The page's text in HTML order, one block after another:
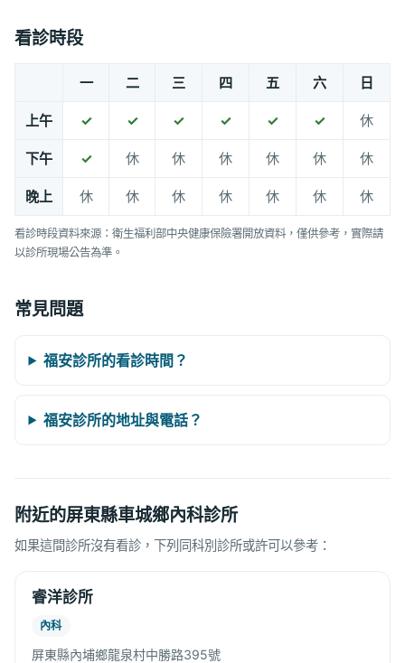
看診時段
一 二 三 四 五 六 日
上午 ✓ ✓ ✓ ✓ ✓ ✓ 休
下午 ✓ 休 休 休 休 休 休
晚上 休 休 休 休 休 休 休
看診時段資料來源：衛生福利部中央健康保險署開放資料，僅供參考，實際請
以診所現場公告為準。
常見問題
福安診所的看診時間？
福安診所的地址與電話？
附近的屏東縣車城鄉內科診所
如果這間診所沒有看診，下列同科別診所或許可以參考：
睿洋診所
內科
屏東縣內埔鄉龍泉村中勝路395號